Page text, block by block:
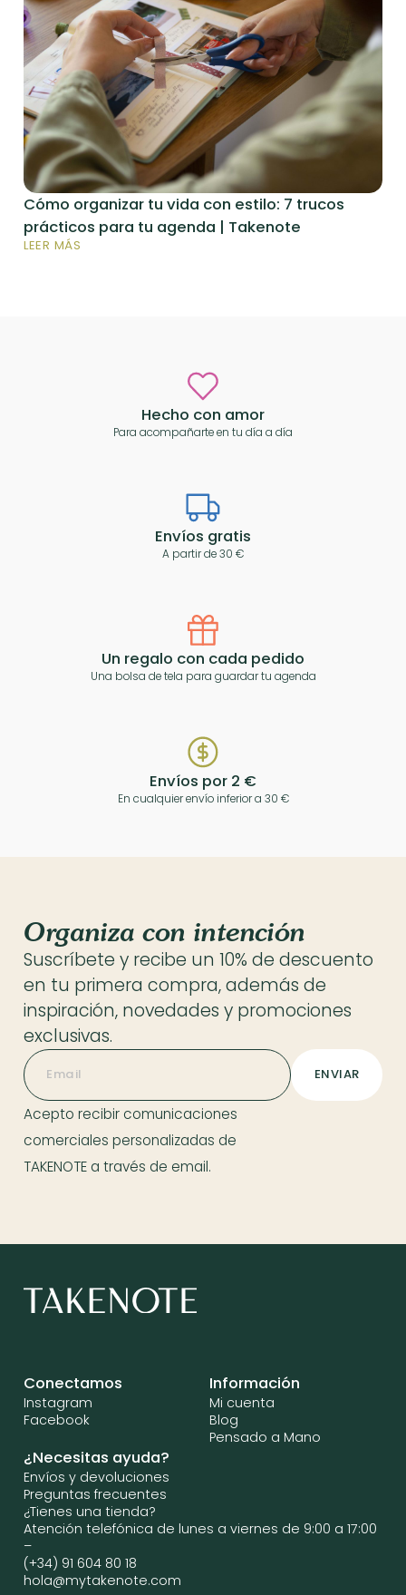
Cómo organizar tu vida con estilo: 7 trucos
prácticos para tu agenda | Takenote
LEER MÁS
Hecho con amor
Para acompañarte en tu día a día
Envíos gratis
A partir de 30 €
Un regalo con cada pedido
Una bolsa de tela para guardar tu agenda
Envíos por 2 €
En cualquier envío inferior a 30 €
Organiza con intención
Suscríbete y recibe un 10% de descuento
en tu primera compra, además de
inspiración, novedades y promociones
exclusivas.
Acepto recibir comunicaciones
comerciales personalizadas de
TAKENOTE a través de email.
Conectamos
Instagram
Facebook
Información
Mi cuenta
Blog
Pensado a Mano
¿Necesitas ayuda?
Envíos y devoluciones
Preguntas frecuentes
¿Tienes una tienda?
Atención telefónica de lunes a viernes de 9:00 a 17:00
–
(+34) 91 604 80 18
hola@mytakenote.com